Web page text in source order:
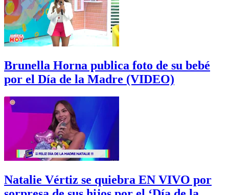
Brunella Horna publica foto de su bebé
por el Día de la Madre (VIDEO)
Natalie Vértiz se quiebra EN VIVO por